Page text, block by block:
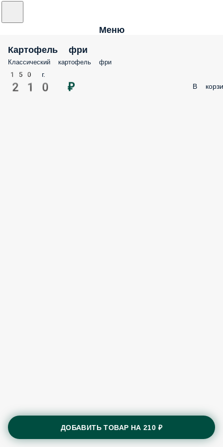
Меню
Картофель фри
Классический картофель фри
150 г.
210 ₽ В
ДОБАВИТЬ ТОВАР НА210 ₽